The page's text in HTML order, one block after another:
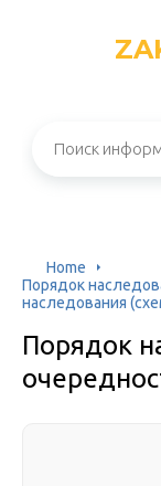
Home
Порядок
наследования
Порядок